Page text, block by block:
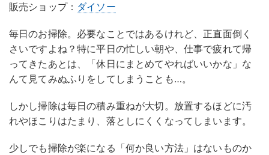
販売ショップ： ダイソー
毎日のお掃除。必要なことではあるけれど、正直面倒く
さいですよね？特に平日の忙しい朝や、仕事で疲れて帰
ってきたあとは、「休日にまとめてやればいいかな」な
んて見てみぬふりをしてしまうことも…。
しかし掃除は毎日の積み重ねが大切。放置するほどに汚
れやほこりはたまり、落としにくくなってしまいます。
少しでも掃除が楽になる「何か良い方法」はないものか